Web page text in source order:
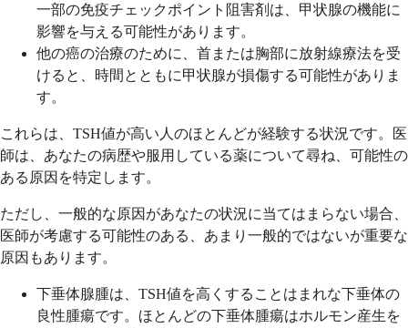
一部の免疫チェックポイント阻害剤は、甲状腺の機能に
影響を与える可能性があります。
他の癌の治療のために、首または胸部に放射線療法を受
けると、時間とともに甲状腺が損傷する可能性がありま
す。
これらは、TSH値が高い人のほとんどが経験する状況です。医
師は、あなたの病歴や服用している薬について尋ね、可能性の
ある原因を特定します。
ただし、一般的な原因があなたの状況に当てはまらない場合、
医師が考慮する可能性のある、あまり一般的ではないが重要な
原因もあります。
下垂体腺腫は、TSH値を高くすることはまれな下垂体の
良性腫瘍です。ほとんどの下垂体腫瘍はホルモン産生を